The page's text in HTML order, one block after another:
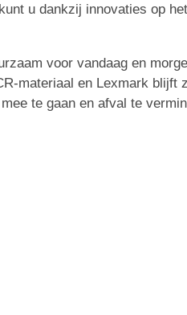
u dankzij innovaties op
voor vandaag en
materiaal en Lexmark blijft
te gaan en afval te